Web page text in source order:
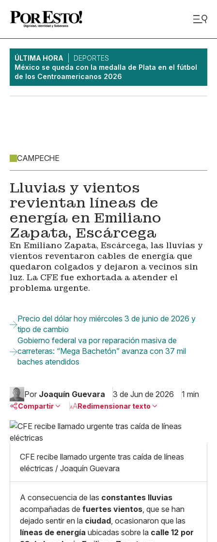
ÚLTIMA HORA
DEPORTES
México se queda con la medalla de Plata en el fútbol
de los Centroamericanos 2026
CAMPECHE
Lluvias y vientos
revientan líneas de
energía en Emiliano
Zapata, Escárcega
En Emiliano Zapata, Escárcega, las lluvias y
vientos reventaron cables de energía que
quedaron colgados y dejaron a vecinos sin
luz. La CFE fue exhortada a atender el
problema urgente.
Precio del dólar hoy miércoles 3 de junio de 2026 y
tipo de cambio
Gobierno federal va por reparación masiva de
carreteras: “Mega Bachetón” avanza con 37 mil
baches atendidos
Por Joaquín Guevara 3 de Jun de 2026 1 min
Compartir
Linkedin
X
Whatsapp
Copiar enlace
Redimensionar texto
Grande
CFE recibe llamado urgente tras caída de líneas
eléctricas / Joaquín Guevara
A consecuencia de las constantes lluvias
acompañadas de fuertes vientos, que se han
dejado sentir en la ciudad, ocasionaron que las
líneas de energía ubicadas sobre la calle 12 por